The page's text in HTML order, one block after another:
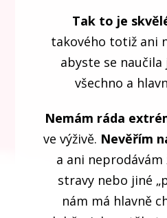
Tak to je
takového totiž ani
abyste se
všechno a
Nemám ráda
ve výživě. Nevěřím
a ani
stravy nebo jiné
nám má hlavně